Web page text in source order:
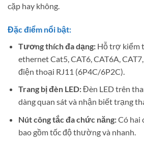
cặp hay không.
Đặc điểm nổi bật:
Tương thích đa dạng:Hỗ trợ kiểm
ethernet Cat5, CAT6, CAT6A,
điện thoại RJ11 (6P4C/6P2C).
Trang bị đèn LED:Đèn LED trên
dàng quan sát và nhận biết trạng
Nút công tắc đa chức năng:Có hai
bao gồm tốc độ thường và nhanh.